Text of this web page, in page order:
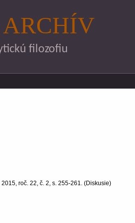
filozofiu
2015, roč. 22, č. 2, s. 255-261. (Diskusie)